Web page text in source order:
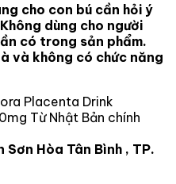
cho con bú cần hỏi ý
dùng cho người
có trong sản phẩm.
và không có chức năng
Placenta Drink
Từ Nhật Bản chính
Sơn Hòa Tân Bình , TP.